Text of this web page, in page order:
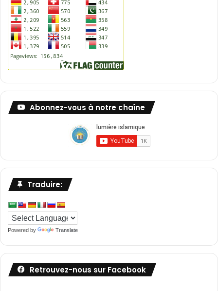
Abonnez-vous à notre chaîne
Traduire:
Powered by Translate
Retrouvez-nous sur Facebook